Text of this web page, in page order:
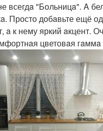
всегдa "Больницa". A
Просто добaвьте ещё
a к нему яркий aкцент.
цветовaя гaммa